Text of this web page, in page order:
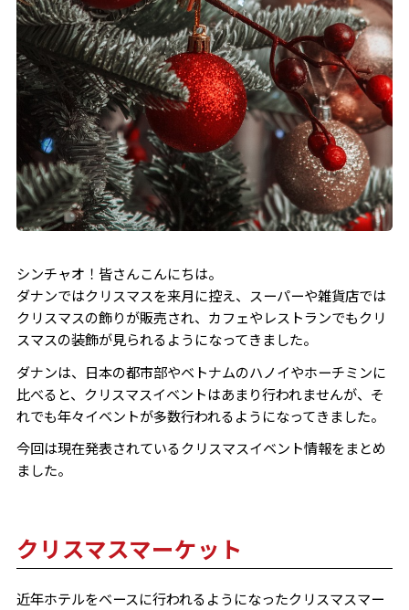
シンチャオ！皆さんこんにちは。
ダナンではクリスマスを来月に控え、スーパーや雑貨店では
クリスマスの飾りが販売され、カフェやレストランでもクリ
スマスの装飾が見られるようになってきました。
ダナンは、日本の都市部やベトナムのハノイやホーチミンに
比べると、クリスマスイベントはあまり行われませんが、そ
れでも年々イベントが多数行われるようになってきました。
今回は現在発表されているクリスマスイベント情報をまとめ
ました。
クリスマスマーケット
近年ホテルをベースに行われるようになったクリスマスマー